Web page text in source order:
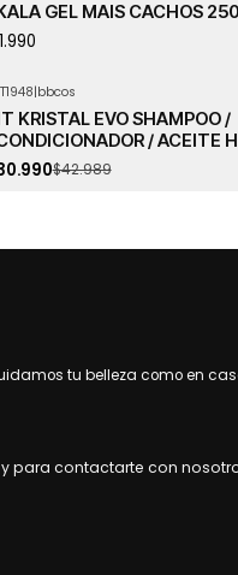
GEL MAIS CACHOS
|bbcos
KRISTAL EVO SHAMPOO /
/ ACEITE
$42.989
tu belleza como en
para contactarte con